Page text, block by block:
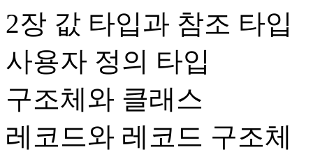
2장 값 타입과 참조 타입
사용자 정의 타입
구조체와 클래스
레코드와 레코드 구조체